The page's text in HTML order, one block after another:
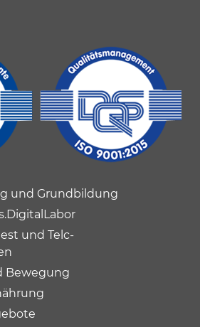
und Grundbildung
und Telc-
Bewegung